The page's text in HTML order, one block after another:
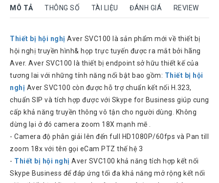
Rock
Dahua
Dinstar
Aver
Yeastar
Logitech
Plantronics
Freemate
MÔ TẢ THÔNG SỐ TÀI LIỆU ĐÁNH GIÁ REVIEW
Thiết bị hội nghị Aver SVC100 là sản phẩm mới về thiết bị
hội nghị truyền hình& họp trực tuyến được ra mắt bởi hãng
Aver. Aver SVC100 là thiết bị endpoint sở hữu thiết kế của
tương lai với những tính năng nổi bật bao gồm: Thiết bị hội
nghị Aver SVC100 còn được hỗ trợ chuẩn kết nối H.323,
chuẩn SIP và tích hợp được với Skype for Business giúp cung
cấp khả năng truyền thông vô tận cho người dùng. Không
dừng lại ở đó camera zoom 18X mạnh mẽ .
- Camera độ phân giải lên đến full HD1080P/60fps và Pan till
zoom 18x với tên gọi eCam PTZ thế hệ 3
- Thiết bị hội nghị Aver SVC100 khả năng tích hợp kết nối
Skype Business để đáp ứng tối đa khả năng mở rộng kết nối